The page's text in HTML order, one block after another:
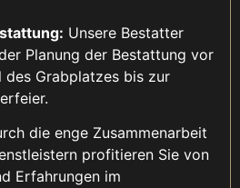
Unsere Bestatter
Planung der Bestattung vor
des Grabplatzes bis zur
die enge Zusammenarbeit
profitieren Sie von
Erfahrungen im